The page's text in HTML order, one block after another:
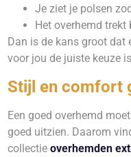
Je ziet je polsen
Het overhemd
Dan is de kans groot dat
voor jou de juiste keuze
Stijl en comfort
Een goed overhemd
goed uitzien. Daarom
collectie overhemden